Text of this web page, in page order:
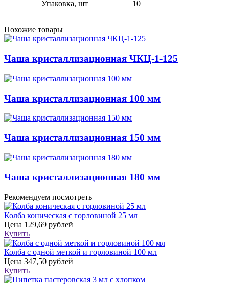
Упаковка, шт 10
Похожие товары
Чаша кристаллизационная ЧКЦ-1-125
Чаша кристаллизационная 100 мм
Чаша кристаллизационная 150 мм
Чаша кристаллизационная 180 мм
Рекомендуем посмотреть
Колба коническая с горловиной 25 мл
Цена 129,69 рублей
Купить
Колба с одной меткой и горловиной 100 мл
Цена 347,50 рублей
Купить